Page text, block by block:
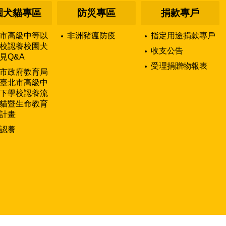
犬貓專區
高級中等以
認養校園犬
Q&A
政府教育局
北市高級中
學校認養流
暨生命教育
畫
養
防災專區
非洲豬瘟防疫
捐款專戶
指定用途捐款專戶
收支公告
受理捐贈物報表